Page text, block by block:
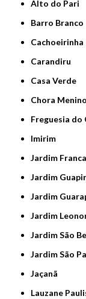
Alto do Pari
Barro Branco
Cachoeirinha
Carandiru
Casa Verde
Chora Menino
Freguesia do
Imirim
Jardim Franca
Jardim
Jardim
Jardim
Jardim São
Jardim São
Jaçanã
Lauzane